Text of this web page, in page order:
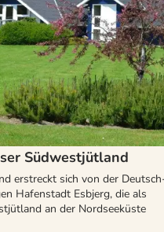
Südwestjütland
erstreckt sich von der
Hafenstadt Esbjerg, die als
an der Nordseeküste